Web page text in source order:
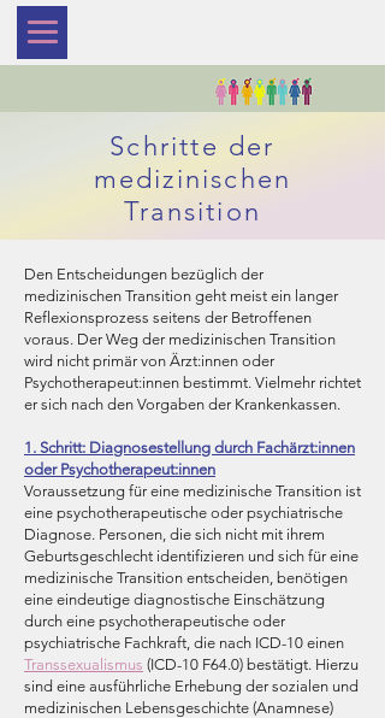
Schritte der
medizinischen
Transition
Den Entscheidungen bezüglich der
medizinischen Transition geht meist ein langer
Reflexionsprozess seitens der Betroffenen
voraus. Der Weg der medizinischen Transition
wird nicht primär von Ärzt:innen oder
Psychotherapeut:innen bestimmt. Vielmehr richtet
er sich nach den Vorgaben der Krankenkassen.
1. Schritt: Diagnosestellung durch Fachärzt:innen
oder Psychotherapeut:innen
Voraussetzung für eine medizinische Transition ist
eine psychotherapeutische oder psychiatrische
Diagnose. Personen, die sich nicht mit ihrem
Geburtsgeschlecht identifizieren und sich für eine
medizinische Transition entscheiden, benötigen
eine eindeutige diagnostische Einschätzung
durch eine psychotherapeutische oder
psychiatrische Fachkraft, die nach ICD-10 einen
Transsexualismus (ICD-10 F64.0) bestätigt. Hierzu
sind eine ausführliche Erhebung der sozialen und
medizinischen Lebensgeschichte (Anamnese)